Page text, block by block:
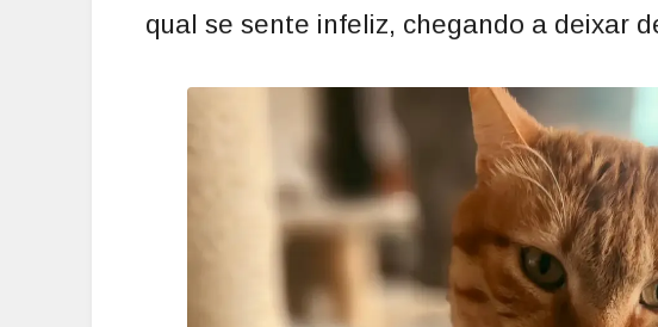
qual se sente infeliz, chegando a deixar